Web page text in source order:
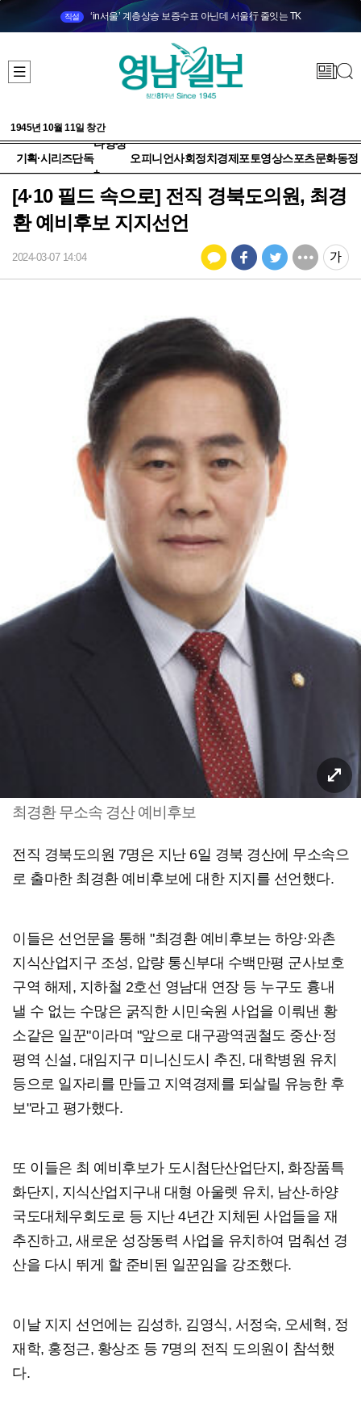
직설 ‘in서울’ 계층상승 보증수표 아닌데 서울行 줄잇는 TK
1945년 10월 11일 창간
기획·시리즈단독
다양성
+
오피니언사회정치 경제 포토영상스포츠문화동정
[4·10 필드 속으로] 전직 경북도의원, 최경
환 예비후보 지지선언
2024-03-07 14:04
최경환 무소속 경산 예비후보
전직 경북도의원 7명은 지난 6일 경북 경산에 무소속으
로 출마한 최경환 예비후보에 대한 지지를 선언했다.
이들은 선언문을 통해 "최경환 예비후보는 하양·와촌
지식산업지구 조성, 압량 통신부대 수백만평 군사보호
구역 해제, 지하철 2호선 영남대 연장 등 누구도 흉내
낼 수 없는 수많은 굵직한 시민숙원 사업을 이뤄낸 황
소같은 일꾼"이라며 "앞으로 대구광역권철도 중산·정
평역 신설, 대임지구 미니신도시 추진, 대학병원 유치
등으로 일자리를 만들고 지역경제를 되살릴 유능한 후
보"라고 평가했다.
또 이들은 최 예비후보가 도시첨단산업단지, 화장품특
화단지, 지식산업지구내 대형 아울렛 유치, 남산-하양
국도대체우회도로 등 지난 4년간 지체된 사업들을 재
추진하고, 새로운 성장동력 사업을 유치하여 멈춰선 경
산을 다시 뛰게 할 준비된 일꾼임을 강조했다.
이날 지지 선언에는 김성하, 김영식, 서정숙, 오세혁, 정
재학, 홍정근, 황상조 등 7명의 전직 도의원이 참석했
다.